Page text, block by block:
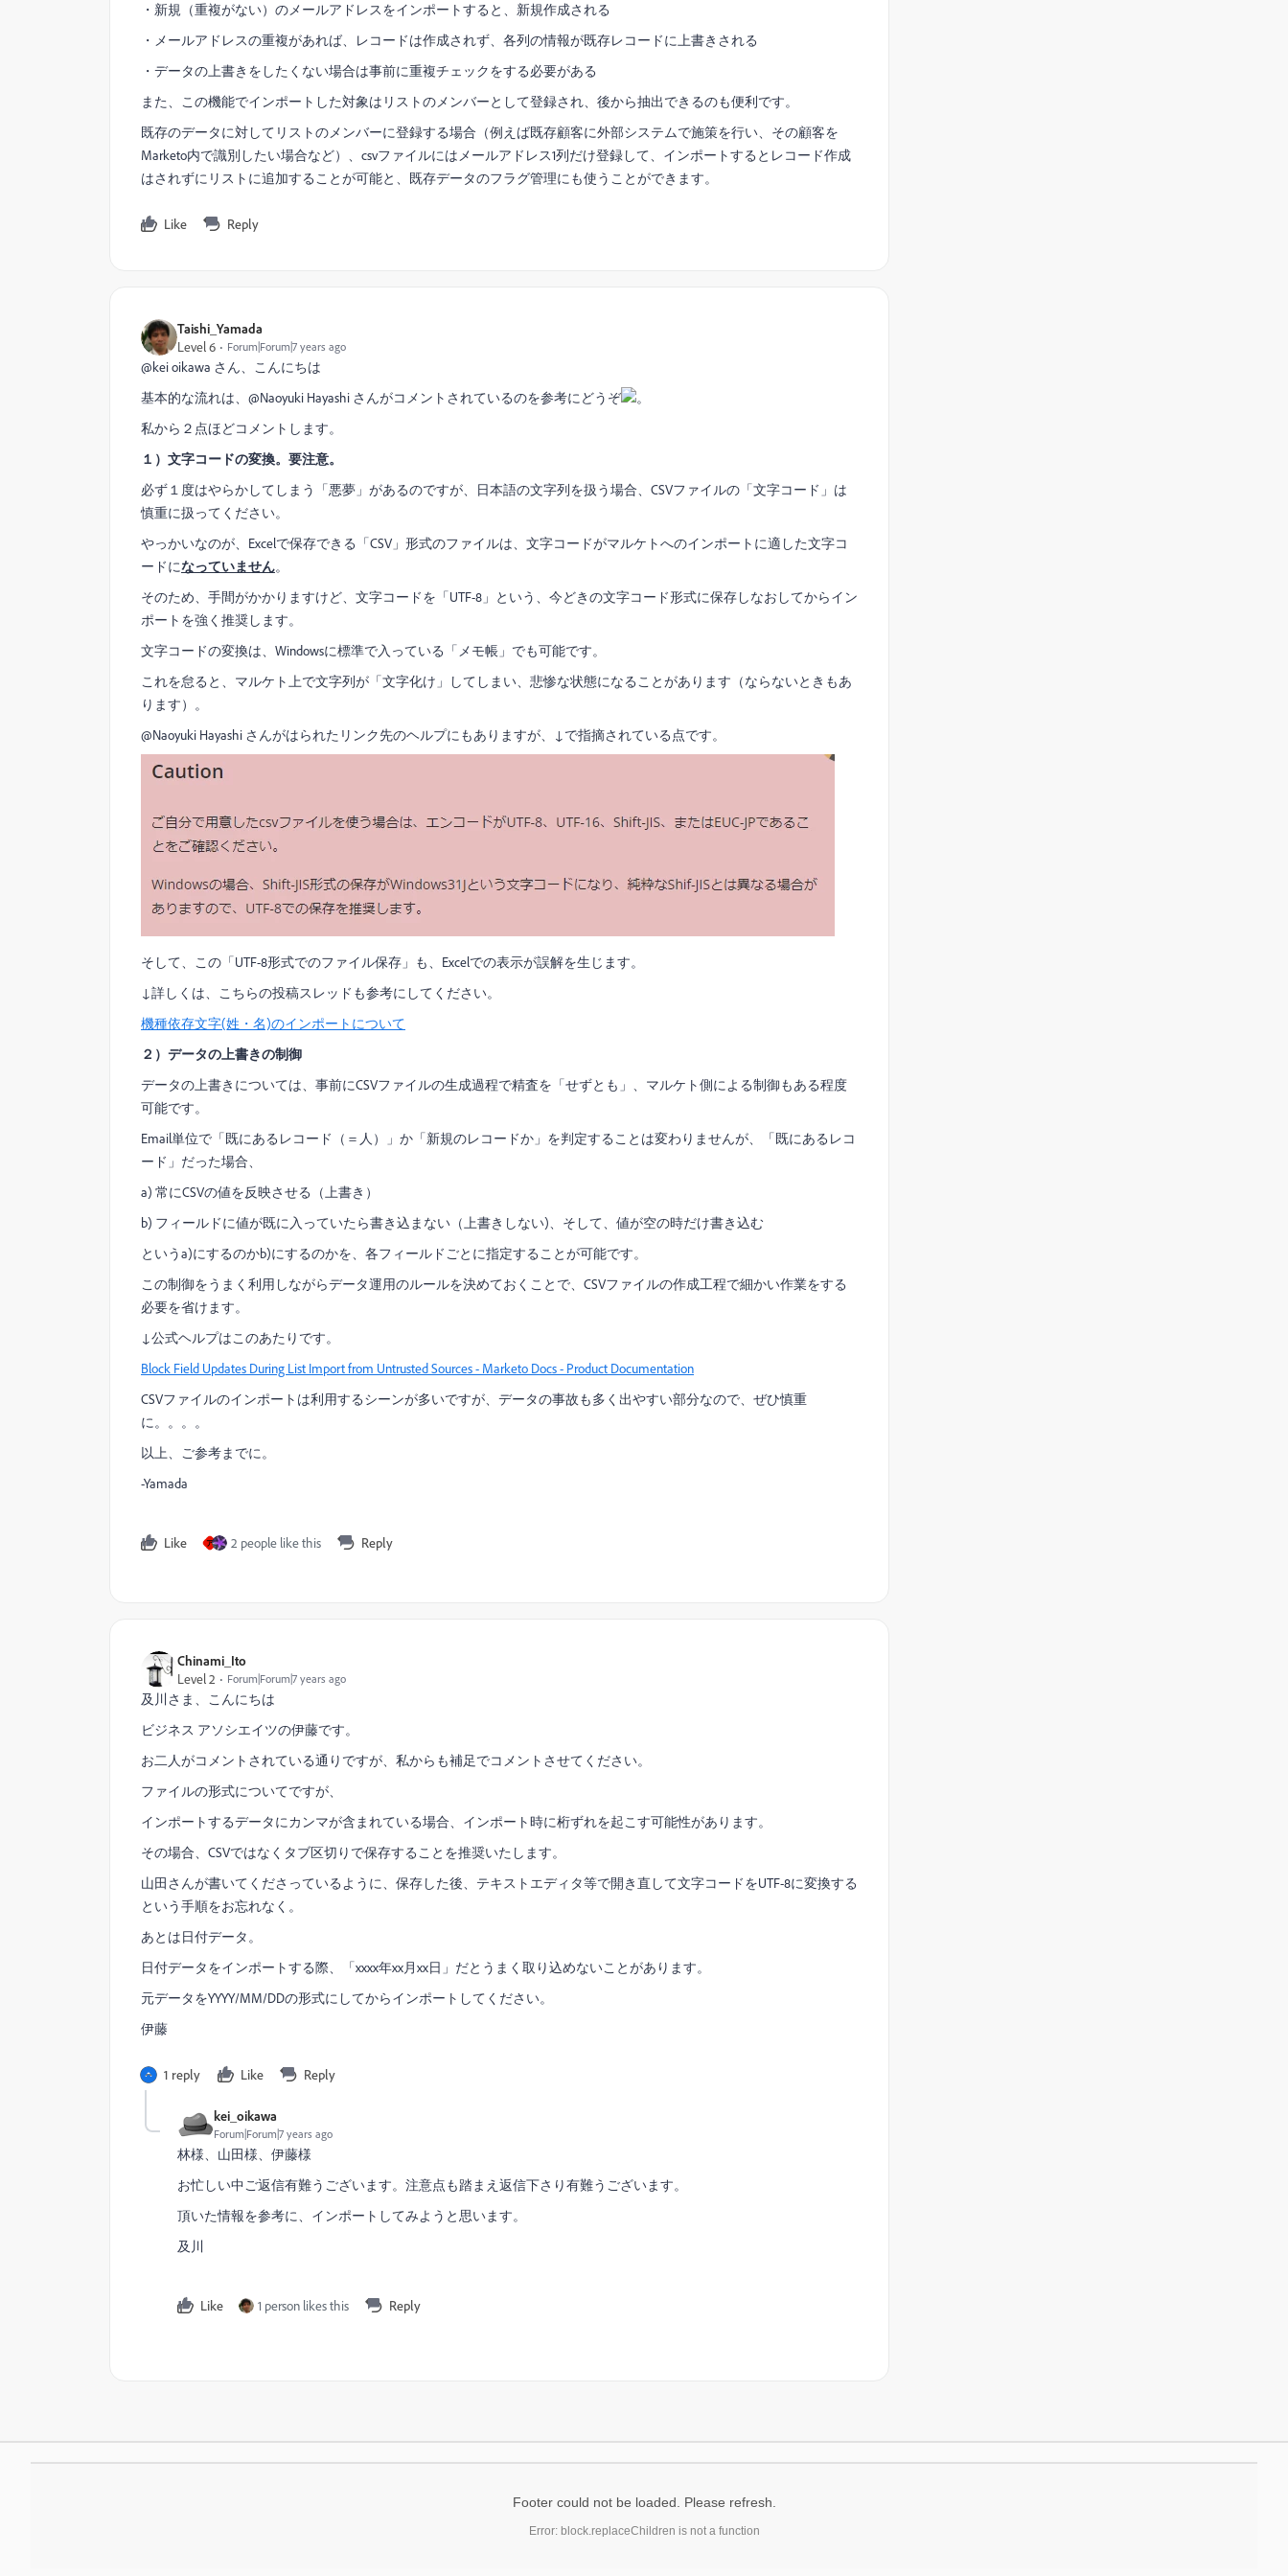
・新規（重複がない）のメールアドレスをインポートすると、新規作成される
・メールアドレスの重複があれば、レコードは作成されず、各列の情報が既存レコードに上書きされる
・データの上書きをしたくない場合は事前に重複チェックをする必要がある
また、この機能でインポートした対象はリストのメンバーとして登録され、後から抽出できるのも便利です。
既存のデータに対してリストのメンバーに登録する場合（例えば既存顧客に外部システムで施策を行い、その顧客を
Marketo内で識別したい場合など）、csvファイルにはメールアドレス1列だけ登録して、インポートするとレコード作成
はされずにリストに追加することが可能と、既存データのフラグ管理にも使うことができます。
Like Reply
Taishi_Yamada
Level 6
Forum|Forum|7 years ago
@kei oikawa さん、こんにちは
基本的な流れは、@Naoyuki Hayashi さんがコメントされているのを参考にどうぞ
。
私から２点ほどコメントします。
１）文字コードの変換。要注意。
必ず１度はやらかしてしまう「悪夢」があるのですが、日本語の文字列を扱う場合、CSVファイルの「文字コード」は
慎重に扱ってください。
やっかいなのが、Excelで保存できる「CSV」形式のファイルは、文字コードがマルケトへのインポートに適した文字コ
ードになっていません。
そのため、手間がかかりますけど、文字コードを「UTF-8」という、今どきの文字コード形式に保存しなおしてからイン
ポートを強く推奨します。
文字コードの変換は、Windowsに標準で入っている「メモ帳」でも可能です。
これを怠ると、マルケト上で文字列が「文字化け」してしまい、悲惨な状態になることがあります（ならないときもあ
ります）。
@Naoyuki Hayashi さんがはられたリンク先のヘルプにもありますが、↓で指摘されている点です。
そして、この「UTF-8形式でのファイル保存」も、Excelでの表示が誤解を生じます。
↓詳しくは、こちらの投稿スレッドも参考にしてください。
機種依存文字(姓・名)のインポートについて
２）データの上書きの制御
データの上書きについては、事前にCSVファイルの生成過程で精査を「せずとも」、マルケト側による制御もある程度
可能です。
Email単位で「既にあるレコード（＝人）」か「新規のレコードか」を判定することは変わりませんが、「既にあるレコ
ード」だった場合、
a) 常にCSVの値を反映させる（上書き）
b) フィールドに値が既に入っていたら書き込まない（上書きしない)、そして、値が空の時だけ書き込む
というa)にするのかb)にするのかを、各フィールドごとに指定することが可能です。
この制御をうまく利用しながらデータ運用のルールを決めておくことで、CSVファイルの作成工程で細かい作業をする
必要を省けます。
↓公式ヘルプはこのあたりです。
Block Field Updates During List Import from Untrusted Sources - Marketo Docs - Product Documentation
CSVファイルのインポートは利用するシーンが多いですが、データの事故も多く出やすい部分なので、ぜひ慎重
に。。。。
以上、ご参考までに。
-Yamada
Like ア 2 people like this Reply
Chinami_Ito
Level 2
Forum|Forum|7 years ago
及川さま、こんにちは
ビジネス アソシエイツの伊藤です。
お二人がコメントされている通りですが、私からも補足でコメントさせてください。
ファイルの形式についてですが、
インポートするデータにカンマが含まれている場合、インポート時に桁ずれを起こす可能性があります。
その場合、CSVではなくタブ区切りで保存することを推奨いたします。
山田さんが書いてくださっているように、保存した後、テキストエディタ等で開き直して文字コードをUTF-8に変換する
という手順をお忘れなく。
あとは日付データ。
日付データをインポートする際、「xxxx年xx月xx日」だとうまく取り込めないことがあります。
元データをYYYY/MM/DDの形式にしてからインポートしてください。
伊藤
1 reply Like Reply
kei_oikawa
Forum|Forum|7 years ago
林様、山田様、伊藤様
お忙しい中ご返信有難うございます。注意点も踏まえ返信下さり有難うございます。
頂いた情報を参考に、インポートしてみようと思います。
及川
Like 1 person likes this Reply
Footer could not be loaded. Please refresh.
Error: block.replaceChildren is not a function